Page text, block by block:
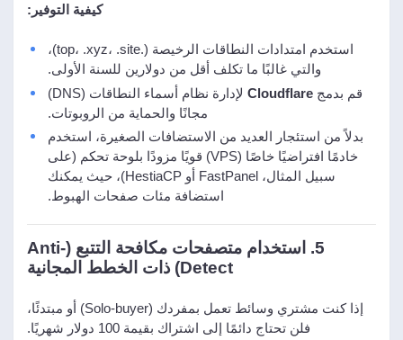
كيفية التوفير:
استخدم امتدادات النطاقات الرخيصة (.top، .xyz، .site)،
والتي غالبًا ما تكلف أقل من دولارين للسنة الأولى.
قم بدمجCloudflare
لإدارة نظام أسماء النطاقات (DNS)
مجانًا والحماية من الروبوتات.
بدلاً من استئجار العديد من الاستضافات الصغيرة، استخدم
خادمًا افتراضيًا خاصًا (VPS) قويًا مزودًا بلوحة تحكم (على
سبيل المثال، FastPanel أو HestiaCP)، حيث يمكنك
استضافة مئات صفحات الهبوط.
5. استخدام متصفحات مكافحة التتبع (Anti-
Detect) ذات الخطط المجانية
إذا كنت مشتري وسائط تعمل بمفردك (Solo-buyer) أو مبتدئًا،
فلن تحتاج دائمًا إلى اشتراك بقيمة 100 دولار شهريًا.